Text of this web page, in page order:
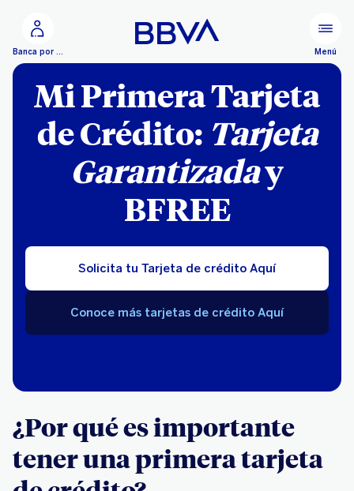
Banca por Internet Menú
Mi Primera Tarjeta
de Crédito: Tarjeta
Garantizaday
BFREE
Solicita tu Tarjeta de crédito Aquí
Conoce más tarjetas de crédito Aquí
¿Por qué es importante
tener una primera tarjeta